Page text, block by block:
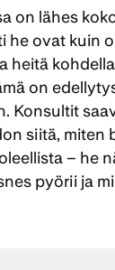
on lähes
he ovat kuin
heitä
on
Konsultit
siitä, miten
– he
pyörii ja